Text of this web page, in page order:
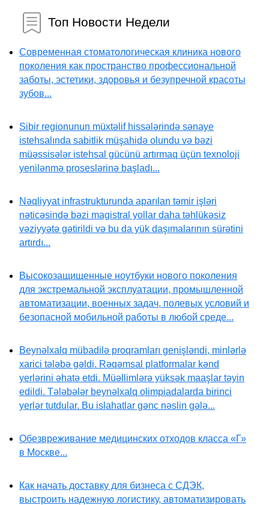
Топ Новости Недели
Современная стоматологическая клиника нового
поколения как пространство профессиональной
заботы, эстетики, здоровья и безупречной красоты
зубов...
Sibir regionunun müxtəlif hissələrində sənaye
istehsalında sabitlik müşahidə olundu və bəzi
müəssisələr istehsal gücünü artırmaq üçün texnoloji
yenilənmə proseslərinə başladı...
Nəqliyyat infrastrukturunda aparılan təmir işləri
nəticəsində bəzi magistral yollar daha təhlükəsiz
vəziyyətə gətirildi və bu da yük daşımalarının sürətini
artırdı...
Высокозащищенные ноутбуки нового поколения
для экстремальной эксплуатации, промышленной
автоматизации, военных задач, полевых условий и
безопасной мобильной работы в любой среде...
Beynəlxalq mübadilə proqramları genişləndi, minlərlə
xarici tələbə gəldi. Rəqəmsal platformalar kənd
yerlərini əhatə etdi. Müəllimlərə yüksək maaşlar təyin
edildi. Tələbələr beynəlxalq olimpiadalarda birinci
yerlər tutdular. Bu islahatlar gənc nəslin gələ...
Обезвреживание медицинских отходов класса «Г»
в Москве...
Как начать доставку для бизнеса с СДЭК,
выстроить надежную логистику, автоматизировать